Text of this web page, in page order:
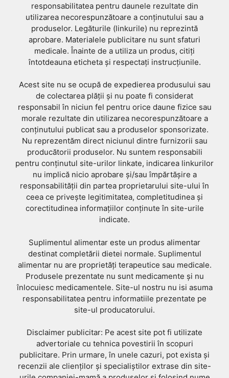
responsabilitatea pentru daunele rezultate din
utilizarea necorespunzătoare a conținutului sau a
produselor. Legăturile (linkurile) nu reprezintă
aprobare. Materialele publicitare nu sunt sfaturi
medicale. Înainte de a utiliza un produs, citiți
întotdeauna eticheta și respectați instrucțiunile.
Acest site nu se ocupă de expedierea produsului sau
de colectarea plății și nu poate fi considerat
responsabil în niciun fel pentru orice daune fizice sau
morale rezultate din utilizarea necorespunzătoare a
conținutului publicat sau a produselor sponsorizate.
Nu reprezentăm direct niciunul dintre furnizorii sau
producătorii produselor. Nu suntem responsabili
pentru conținutul site-urilor linkate, indicarea linkurilor
nu implică nicio aprobare și/sau împărtășire a
responsabilității din partea proprietarului site-ului în
ceea ce privește legitimitatea, completitudinea și
corectitudinea informațiilor conținute în site-urile
indicate.
Suplimentul alimentar este un produs alimentar
destinat completării dietei normale. Suplimentul
alimentar nu are proprietăți terapeutice sau medicale.
Produsele prezentate nu sunt medicamente și nu
înlocuiesc medicamentele. Site-ul nostru nu isi asuma
responsabilitatea pentru informatiile prezentate pe
site-ul producatorului.
Disclaimer publicitar: Pe acest site pot fi utilizate
advertoriale cu tehnica povestirii în scopuri
publicitare. Prin urmare, în unele cazuri, pot exista și
recenzii ale clienților și specialiștilor extrase din site-